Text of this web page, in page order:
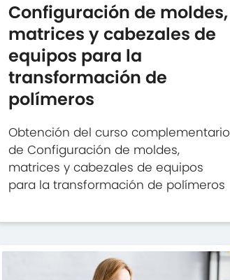
Configuración de moldes,
matrices y cabezales de
equipos para la
transformación de
polímeros
Obtención del curso complementario
de Configuración de moldes,
matrices y cabezales de equipos
para la transformación de polímeros